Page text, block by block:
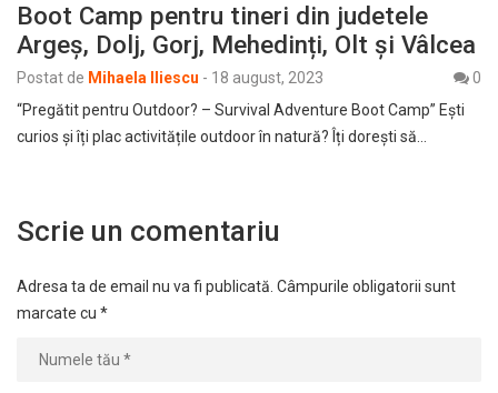
Boot Camp pentru tineri din judetele
Argeș, Dolj, Gorj, Mehedinți, Olt și Vâlcea
Postat de Mihaela Iliescu - 18 august, 2023
0
“Pregătit pentru Outdoor? – Survival Adventure Boot Camp” Ești
curios și îți plac activitățile outdoor în natură? Îți dorești să…
Scrie un comentariu
Adresa ta de email nu va fi publicată. Câmpurile obligatorii sunt
marcate cu *